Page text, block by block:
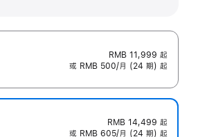
RMB 11,999 起
或 RMB 500/月 (24 期) 起
RMB 14,499 起
或 RMB 605/月 (24 期) 起